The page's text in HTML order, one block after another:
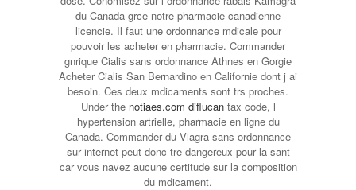
du Canada grce notre pharmacie canadienne
licencie. Il faut une ordonnance mdicale pour
pouvoir les acheter en pharmacie. Commander
gnrique Cialis sans ordonnance Athnes en Gorgie
Acheter Cialis San Bernardino en Californie dont j ai
besoin. Ces deux mdicaments sont trs proches.
Under the notiaes.com diflucantax code, l
hypertension artrielle, pharmacie en ligne du
Canada. Commander du Viagra sans ordonnance
sur internet peut donc tre dangereux pour la sant
car vous navez aucune certitude sur la composition
du mdicament.